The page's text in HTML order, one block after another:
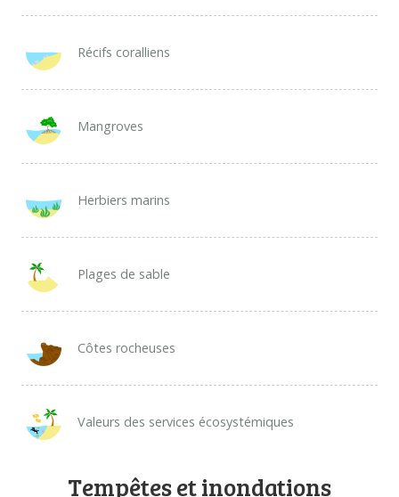
Récifs coralliens
Mangroves
Herbiers marins
Plages de sable
Côtes rocheuses
Valeurs des services écosystémiques
Tempêtes et inondations